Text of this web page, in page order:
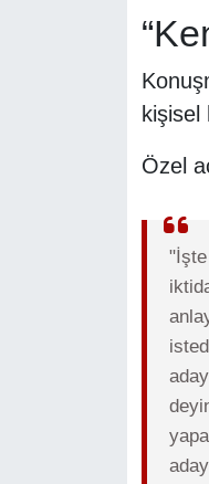
kişisel
Özel
"İşte